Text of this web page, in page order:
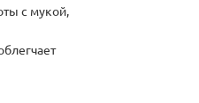
с мукой,